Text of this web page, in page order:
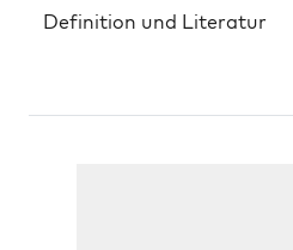
Definition und Literatur